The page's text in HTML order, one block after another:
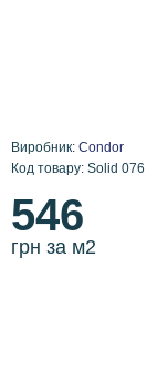
Виробник: Condor
Код товару: Solid 076
546
грн за м2